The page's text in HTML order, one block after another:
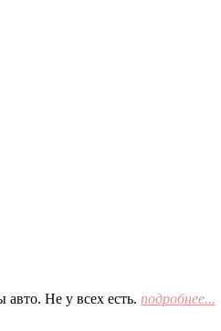
Не у всех есть. подробнее...